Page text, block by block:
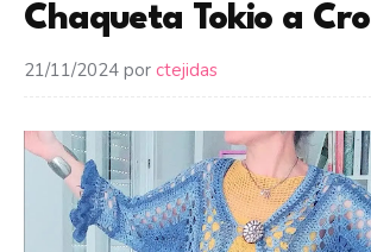
Chaqueta Tokio a
21/11/2024 por ctejidas